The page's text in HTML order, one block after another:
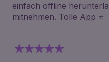
einfach offline
mitnehmen. Tolle App ⭐️